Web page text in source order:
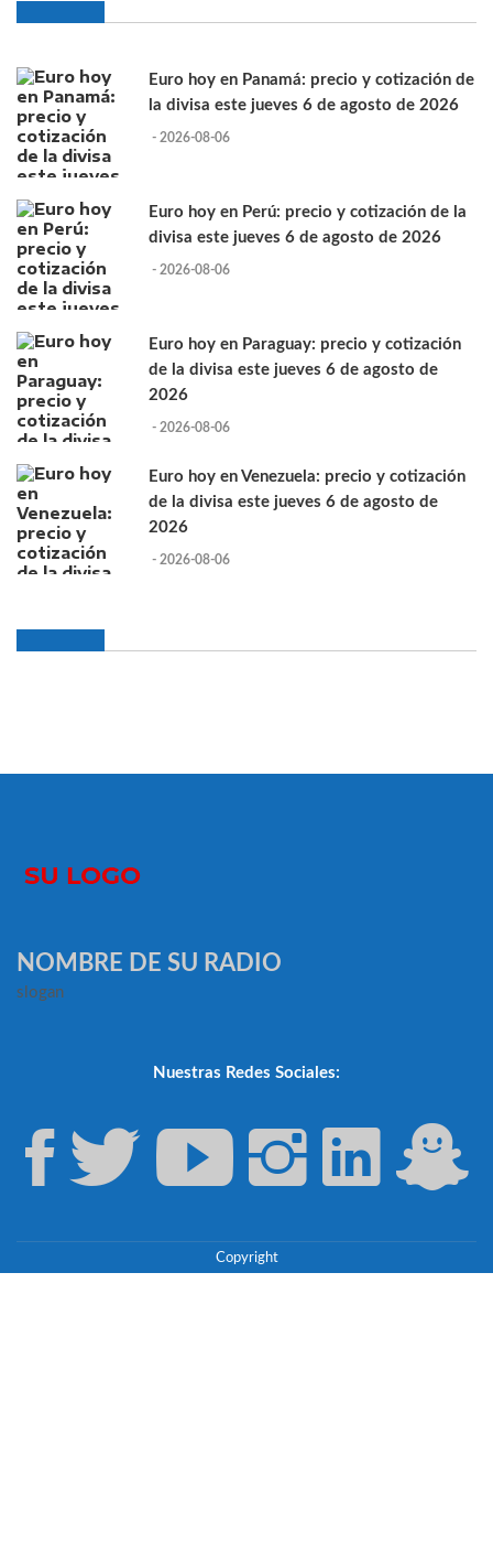
Euro hoy en Panamá: precio y cotización de
la divisa este jueves 6 de agosto de 2026
- 2026-08-06
Euro hoy en Perú: precio y cotización de la
divisa este jueves 6 de agosto de 2026
- 2026-08-06
Euro hoy en Paraguay: precio y cotización
de la divisa este jueves 6 de agosto de
2026
- 2026-08-06
Euro hoy en Venezuela: precio y cotización
de la divisa este jueves 6 de agosto de
2026
- 2026-08-06
NOMBRE DE SU RADIO
slogan
Nuestras Redes Sociales:
Copyright